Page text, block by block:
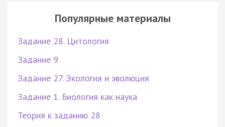
Популярные материалы
Задание 28. Цитология
Задание 9
Задание 27. Экология и эволюция
Задание 1. Биология как наука
Теория к заданию 28